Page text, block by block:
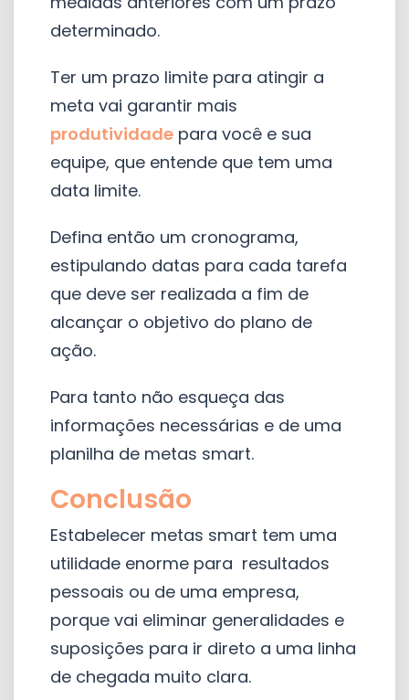
determinado.
Ter um prazo limite para atingir a
meta vai garantir mais
produtividade para você e sua
equipe, que entende que tem uma
data limite.
Defina então um cronograma,
estipulando datas para cada tarefa
que deve ser realizada a fim de
alcançar o objetivo do plano de
ação.
Para tanto não esqueça das
informações necessárias e de uma
planilha de metas smart.
Conclusão
Estabelecer metas smart tem uma
utilidade enorme para resultados
pessoais ou de uma empresa,
porque vai eliminar generalidades e
suposições para ir direto a uma linha
de chegada muito clara.